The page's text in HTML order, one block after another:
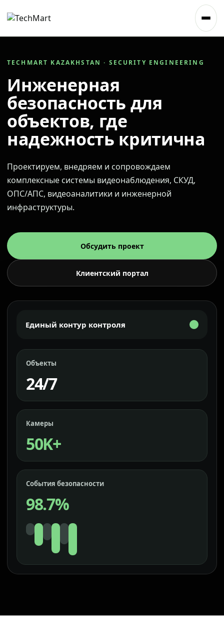
TECHMART KAZAKHSTAN · SECURITY ENGINEERING
Инженерная
безопасность для
объектов, где
надежность критична
Проектируем, внедряем и сопровождаем
комплексные системы видеонаблюдения, СКУД,
ОПС/АПС, видеоаналитики и инженерной
инфраструктуры.
Обсудить проект
Клиентский портал
Единый контур контроля
Объекты
24/7
Камеры
50K+
События безопасности
98.7%